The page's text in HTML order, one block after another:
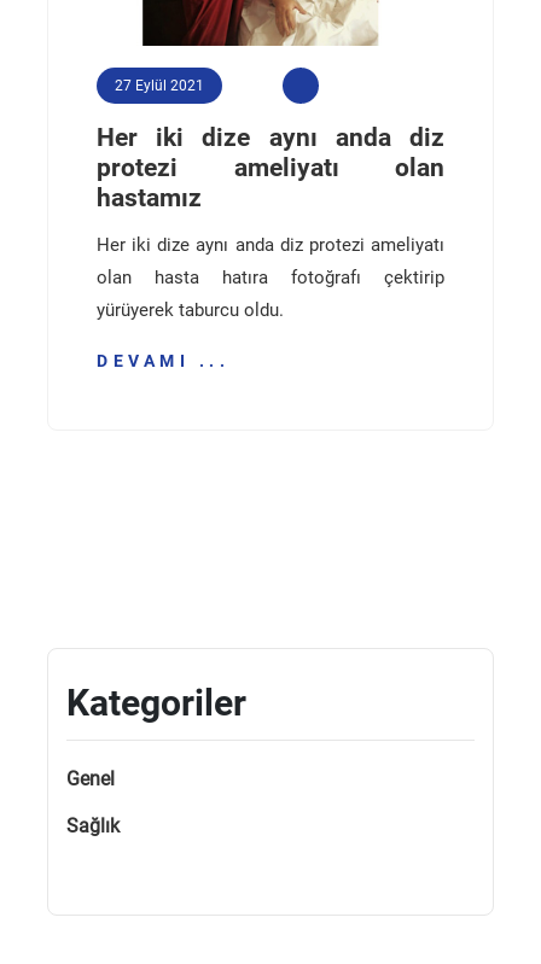
Kategoriler
Genel
Sağlık
27 Eylül 2021
Her iki dize aynı anda diz
protezi ameliyatı olan
hastamız
Her iki dize aynı anda diz protezi ameliyatı
olan hasta hatıra fotoğrafı çektirip
yürüyerek taburcu oldu.
DEVAMI ...